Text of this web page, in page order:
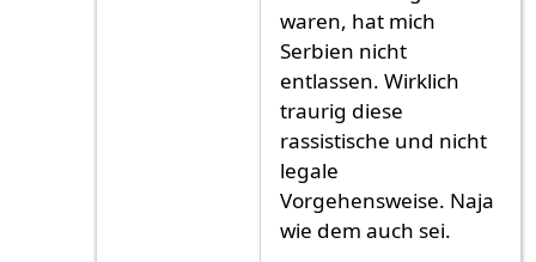
waren, hat mich
Serbien nicht
entlassen. Wirklich
traurig diese
rassistische und nicht
legale
Vorgehensweise. Naja
wie dem auch sei.